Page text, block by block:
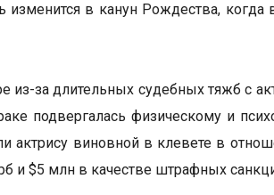
изменится в канун Рождества,
за длительных судебных тяжб с
подвергалась физическому и
актрису виновной в клевете в
и $5 млн в качестве штрафных